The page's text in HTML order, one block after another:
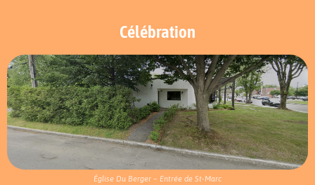
Célébration
Église Du Berger – Entrée de St-Marc